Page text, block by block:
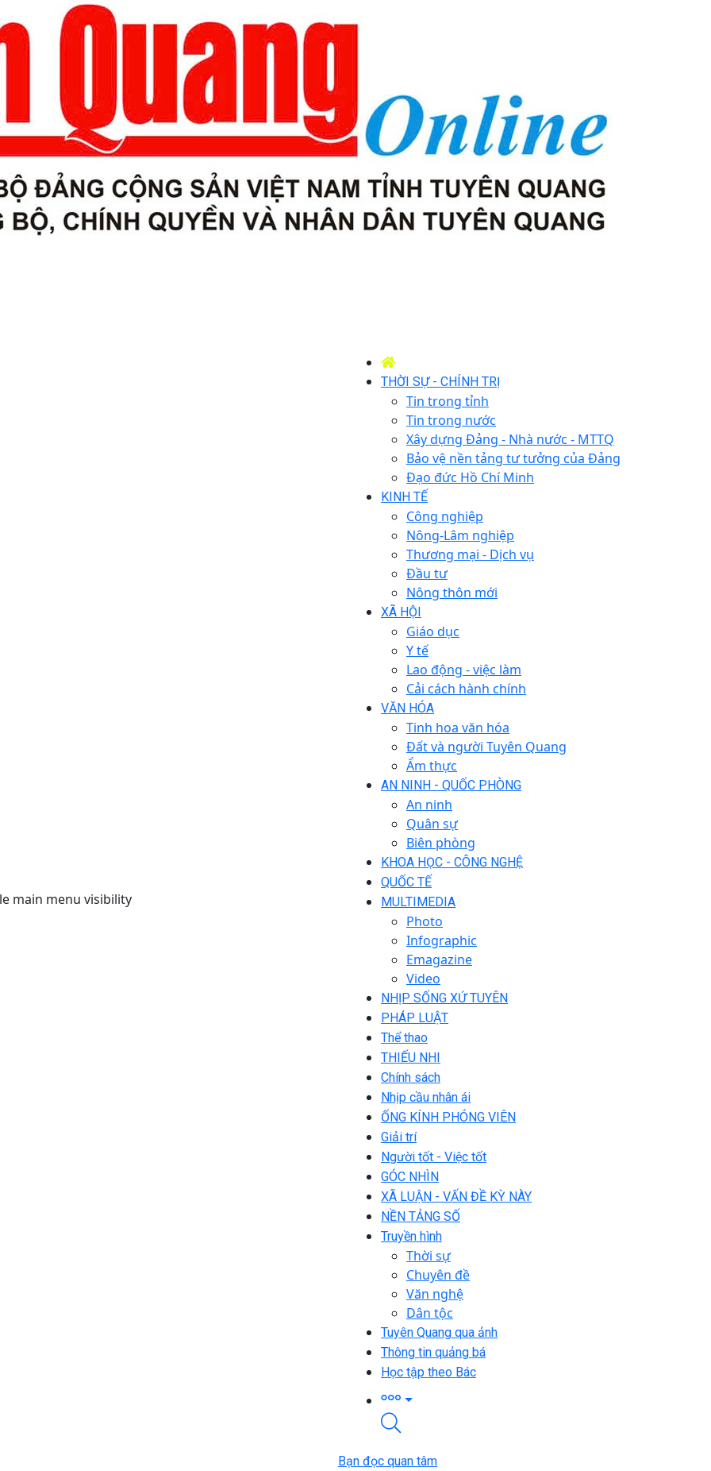
main menu visibility
THỜI SỰ - CHÍNH TRỊ
Tin trong tỉnh
Tin trong nước
Xây dựng Đảng - Nhà nước - MTTQ
Bảo vệ nền tảng tư tưởng của Đảng
Đạo đức Hồ Chí Minh
KINH TẾ
Công nghiệp
Nông-Lâm nghiệp
Thương mại - Dịch vụ
Đầu tư
Nông thôn mới
XÃ HỘI
Giáo dục
Y tế
Lao động - việc làm
Cải cách hành chính
VĂN HÓA
Tinh hoa văn hóa
Đất và người Tuyên Quang
Ẩm thực
AN NINH - QUỐC PHÒNG
An ninh
Quân sự
Biên phòng
KHOA HỌC - CÔNG NGHỆ
QUỐC TẾ
MULTIMEDIA
Photo
Infographic
Emagazine
Video
NHỊP SỐNG XỨ TUYÊN
PHÁP LUẬT
Thể thao
THIẾU NHI
Chính sách
Nhịp cầu nhân ái
ỐNG KÍNH PHÓNG VIÊN
Giải trí
Người tốt - Việc tốt
GÓC NHÌN
XÃ LUẬN - VẤN ĐỀ KỲ NÀY
NỀN TẢNG SỐ
Truyền hình
Thời sự
Chuyên đề
Văn nghệ
Dân tộc
Tuyên Quang qua ảnh
Thông tin quảng bá
Học tập theo Bác
Bạn đọc quan tâm